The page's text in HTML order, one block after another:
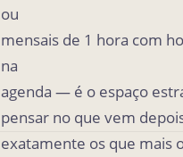
ou
mensais de 1 hora com
na
agenda — é o espaço
pensar no que vem
exatamente os que mais